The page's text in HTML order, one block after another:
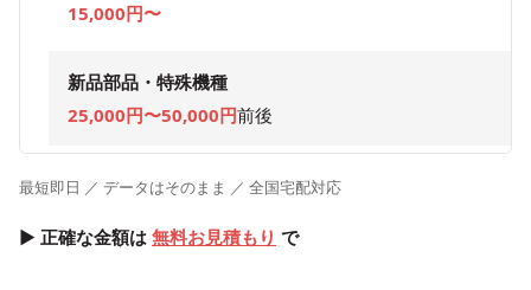
15,000円〜
新品部品・特殊機種
25,000円〜50,000円前後
最短即日 ／ データはそのまま ／ 全国宅配対応
▶ 正確な金額は 無料お見積もり で